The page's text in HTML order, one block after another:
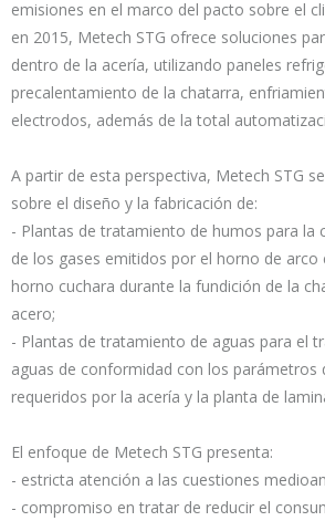
emisiones en el marco del pacto sobre el
en 2015, Metech STG ofrece soluciones
dentro de la acería, utilizando paneles
precalentamiento de la chatarra,
electrodos, además de la total
A partir de esta perspectiva, Metech STG
sobre el diseño y la fabricación de:
- Plantas de tratamiento de humos para la
de los gases emitidos por el horno de arco
horno cuchara durante la fundición de la
acero;
- Plantas de tratamiento de aguas para el
aguas de conformidad con los parámetros
requeridos por la acería y la planta de
El enfoque de Metech STG presenta:
- estricta atención a las cuestiones
- compromiso en tratar de reducir el